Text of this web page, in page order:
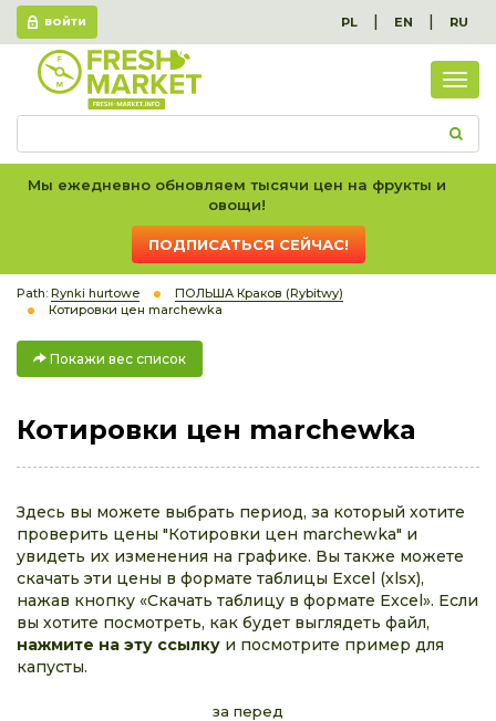
ВОЙТИ PL | EN | RU
вес
Мы ежедневно обновляем тысячи цен на фрукты и
овощи!
ПОДПИСАТЬСЯ СЕЙЧАС!
Path: Rynki hurtowe
ПОЛЬША Краков (Rybitwy)
Котировки цен marchewka
Покажи вес список
Котировки цен marchewka
Здесь вы можете выбрать период, за который хотите
проверить цены "Котировки цен marchewka" и
увидеть их изменения на графике. Вы также можете
скачать эти цены в формате таблицы Excel (xlsx),
нажав кнопку «Скачать таблицу в формате Excel». Если
вы хотите посмотреть, как будет выглядеть файл,
нажмите на эту ссылку и посмотрите пример для
капусты.
за перед